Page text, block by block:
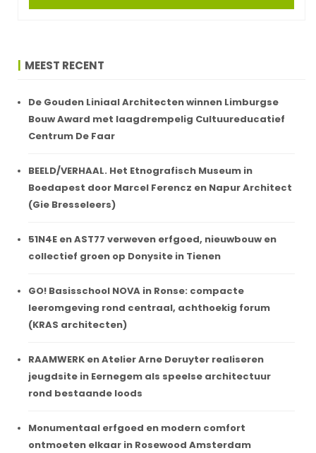
MEEST RECENT
De Gouden Liniaal Architecten winnen Limburgse
Bouw Award met laagdrempelig Cultuureducatief
Centrum De Faar
BEELD/VERHAAL. Het Etnografisch Museum in
Boedapest door Marcel Ferencz en Napur Architect
(Gie Bresseleers)
51N4E en AST77 verweven erfgoed, nieuwbouw en
collectief groen op Donysite in Tienen
GO! Basisschool NOVA in Ronse: compacte
leeromgeving rond centraal, achthoekig forum
(KRAS architecten)
RAAMWERK en Atelier Arne Deruyter realiseren
jeugdsite in Eernegem als speelse architectuur
rond bestaande loods
Monumentaal erfgoed en modern comfort
ontmoeten elkaar in Rosewood Amsterdam